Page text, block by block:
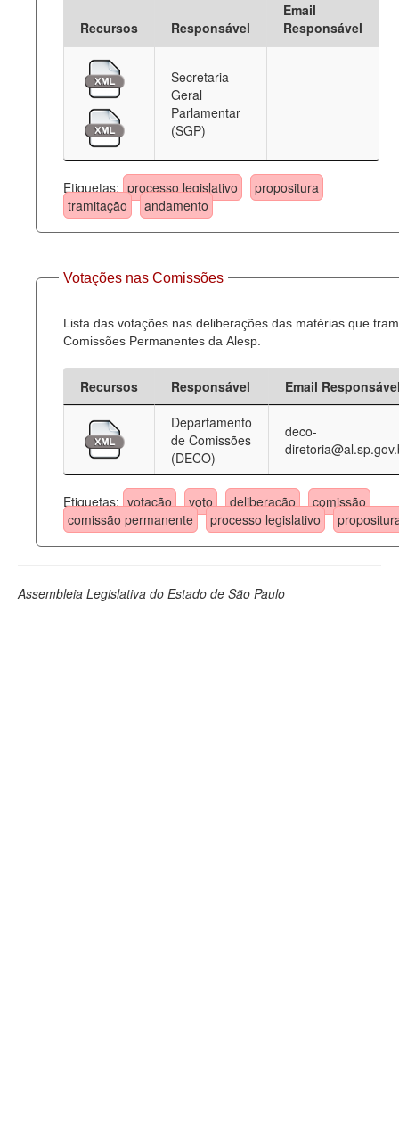
Recursos Responsável
Email
Responsável
Secretaria
Geral
Parlamentar
(SGP)
Etiquetas: processo legislativo
propositura
tramitação
andamento
Votações nas Comissões
Lista das votações nas deliberações das matérias que
Comissões Permanentes da Alesp.
Recursos Responsável
Email
Departamento
de Comissões
(DECO)
deco-
Etiquetas: votação voto deliberação
comissão
comissão permanente
processo legislativo
Assembleia Legislativa do Estado de São Paulo